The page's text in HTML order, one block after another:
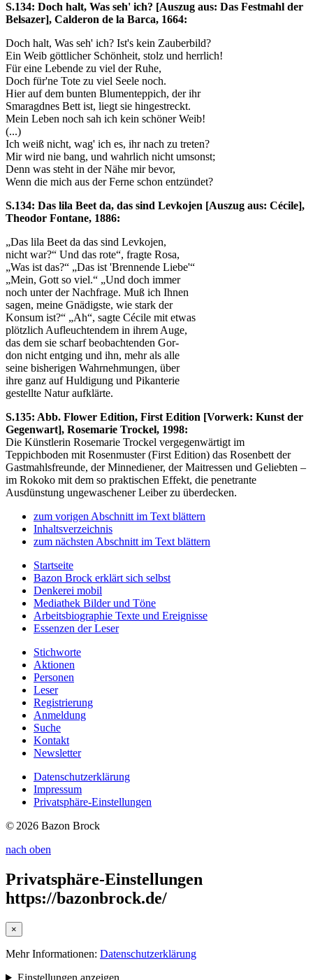
S.134: Doch halt, Was seh' ich? [Auszug aus: Das Festmahl der
Belsazer], Calderon de la Barca, 1664:
Doch halt, Was seh' ich? Ist's kein Zauberbild?
Ein Weib göttlicher Schönheit, stolz und herrlich!
Für eine Lebende zu viel der Ruhe,
Doch für'ne Tote zu viel Seele noch.
Hier auf dem bunten Blumenteppich, der ihr
Smaragdnes Bett ist, liegt sie hingestreckt.
Mein Leben noch sah ich kein schöner Weib!
(...)
Ich weiß nicht, wag' ich es, ihr nach zu treten?
Mir wird nie bang, und wahrlich nicht umsonst;
Denn was steht in der Nähe mir bevor,
Wenn die mich aus der Ferne schon entzündet?
S.134: Das lila Beet da, das sind Levkojen [Auszug aus: Cécile],
Theodor Fontane, 1886:
„Das lila Beet da das sind Levkojen,
nicht war?“ Und das rote“, fragte Rosa,
„Was ist das?“ „Das ist 'Brennende Liebe'“
„Mein, Gott so viel.“ „Und doch immer
noch unter der Nachfrage. Muß ich Ihnen
sagen, meine Gnädigste, wie stark der
Konsum ist?“ „Ah“, sagte Cécile mit etwas
plötzlich Aufleuchtendem in ihrem Auge,
das dem sie scharf beobachtenden Gor-
don nicht entging und ihn, mehr als alle
seine bisherigen Wahrnehmungen, über
ihre ganz auf Huldigung und Pikanterie
gestellte Natur aufklärte.
S.135: Abb. Flower Edition, First Edition [Vorwerk: Kunst der
Gegenwart], Rosemarie Trockel, 1998:
Die Künstlerin Rosemarie Trockel vergegenwärtigt im
Teppichboden mit Rosenmuster (First Edition) das Rosenbett der
Gastmahlsfreunde, der Minnediener, der Maitressen und Geliebten –
im Rokoko mit dem so praktischen Effekt, die penetrante
Ausdünstung ungewaschener Leiber zu überdecken.
zum vorigen Abschnitt im Text blättern
Inhaltsverzeichnis
zum nächsten Abschnitt im Text blättern
Startseite
Bazon Brock erklärt sich selbst
Denkerei mobil
Mediathek Bilder und Töne
Arbeitsbiographie Texte und Ereignisse
Essenzen der Leser
Stichworte
Aktionen
Personen
Leser
Registrierung
Anmeldung
Suche
Kontakt
Newsletter
Datenschutzerklärung
Impressum
Privatsphäre-Einstellungen
© 2026 Bazon Brock
nach oben
Privatsphäre-Einstellungen
https://bazonbrock.de/
×
Mehr Informationen: Datenschutzerklärung
Einstellungen anzeigen